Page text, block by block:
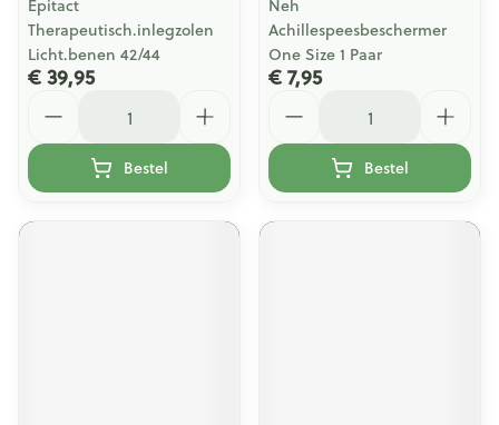
Epitact
Therapeutisch.inlegzolen
Licht.benen 42/44
€ 39,95
Bestel
Neh
Achillespeesbeschermer
One Size 1 Paar
€ 7,95
Bestel